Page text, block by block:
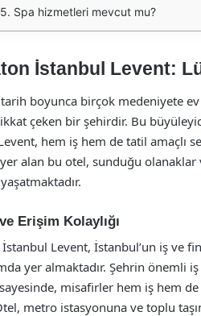
5. Spa hizmetleri mevcut mu?
İstanbul Levent:
boyunca birçok medeniyete
çeken bir şehirdir. Bu
hem iş hem de tatil amaçlı
alan bu otel, sunduğu
Erişim Kolaylığı
Levent, İstanbul’un iş ve
yer almaktadır. Şehrin önemli
sayesinde, misafirler hem iş hem
metro istasyonuna ve toplu